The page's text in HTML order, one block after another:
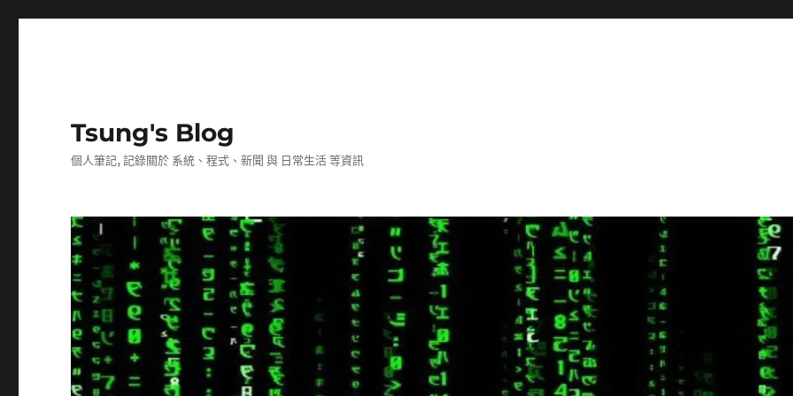
Tsung's Blog
個人筆記, 記錄關於 系統、程式、新聞 與 日常生活 等資訊